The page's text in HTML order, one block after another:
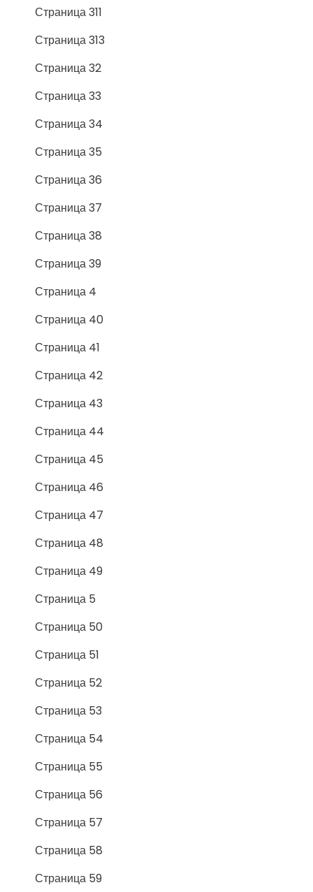
Страница 311
Страница 313
Страница 32
Страница 33
Страница 34
Страница 35
Страница 36
Страница 37
Страница 38
Страница 39
Страница 4
Страница 40
Страница 41
Страница 42
Страница 43
Страница 44
Страница 45
Страница 46
Страница 47
Страница 48
Страница 49
Страница 5
Страница 50
Страница 51
Страница 52
Страница 53
Страница 54
Страница 55
Страница 56
Страница 57
Страница 58
Страница 59